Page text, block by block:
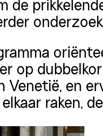
de
op
Venetië, en
raken,